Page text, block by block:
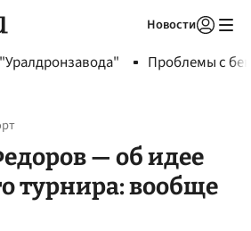
Новости
Проблемы с
— об идее
турнира: вообще